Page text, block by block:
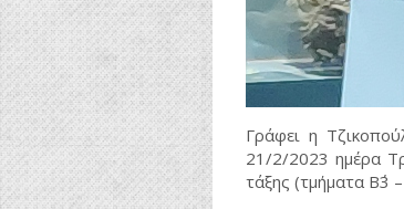
Γράφει η
21/2/2023 ημέρα
τάξης (τμήματα Β΄3